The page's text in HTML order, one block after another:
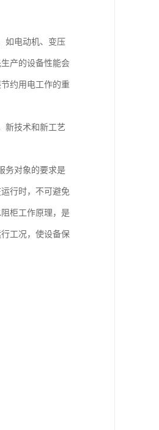
如电动机、变压
产的设备性能会
约用电工作的重
新技术和新工艺
务对象的要求是
行时，不可避免
柜工作原理，是
工况，使设备保